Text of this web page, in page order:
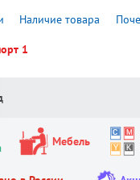
Наличие товара
1
Мебель